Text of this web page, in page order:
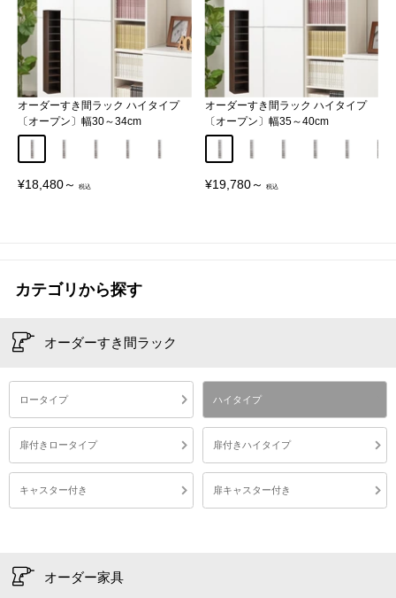
オーダーすき間ラック ハイタイプ
〔オープン〕幅30～34cm
幅30cm幅31cm幅32cm幅33cm幅34cm
販
¥18,480～
オーダーすき間ラック ハイタイプ
〔オープン〕幅35～40cm
幅35cm幅36cm幅37cm幅38cm幅39cm幅
販
¥19,780～
カテゴリから探す
オーダーすき間ラック
ロータイプ ハイタイプ
扉付きロータイプ 扉付きハイタイプ
キャスター付き 扉キャスター付き
オーダー家具